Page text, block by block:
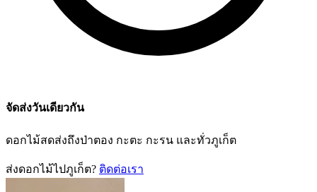
จัดส่งวันเดียวกัน
ดอกไม้สดส่งถึงป่าตอง กะตะ กะรน และทั่วภูเก็ต
ส่งดอกไม้ไปภูเก็ต? ติดต่อเรา